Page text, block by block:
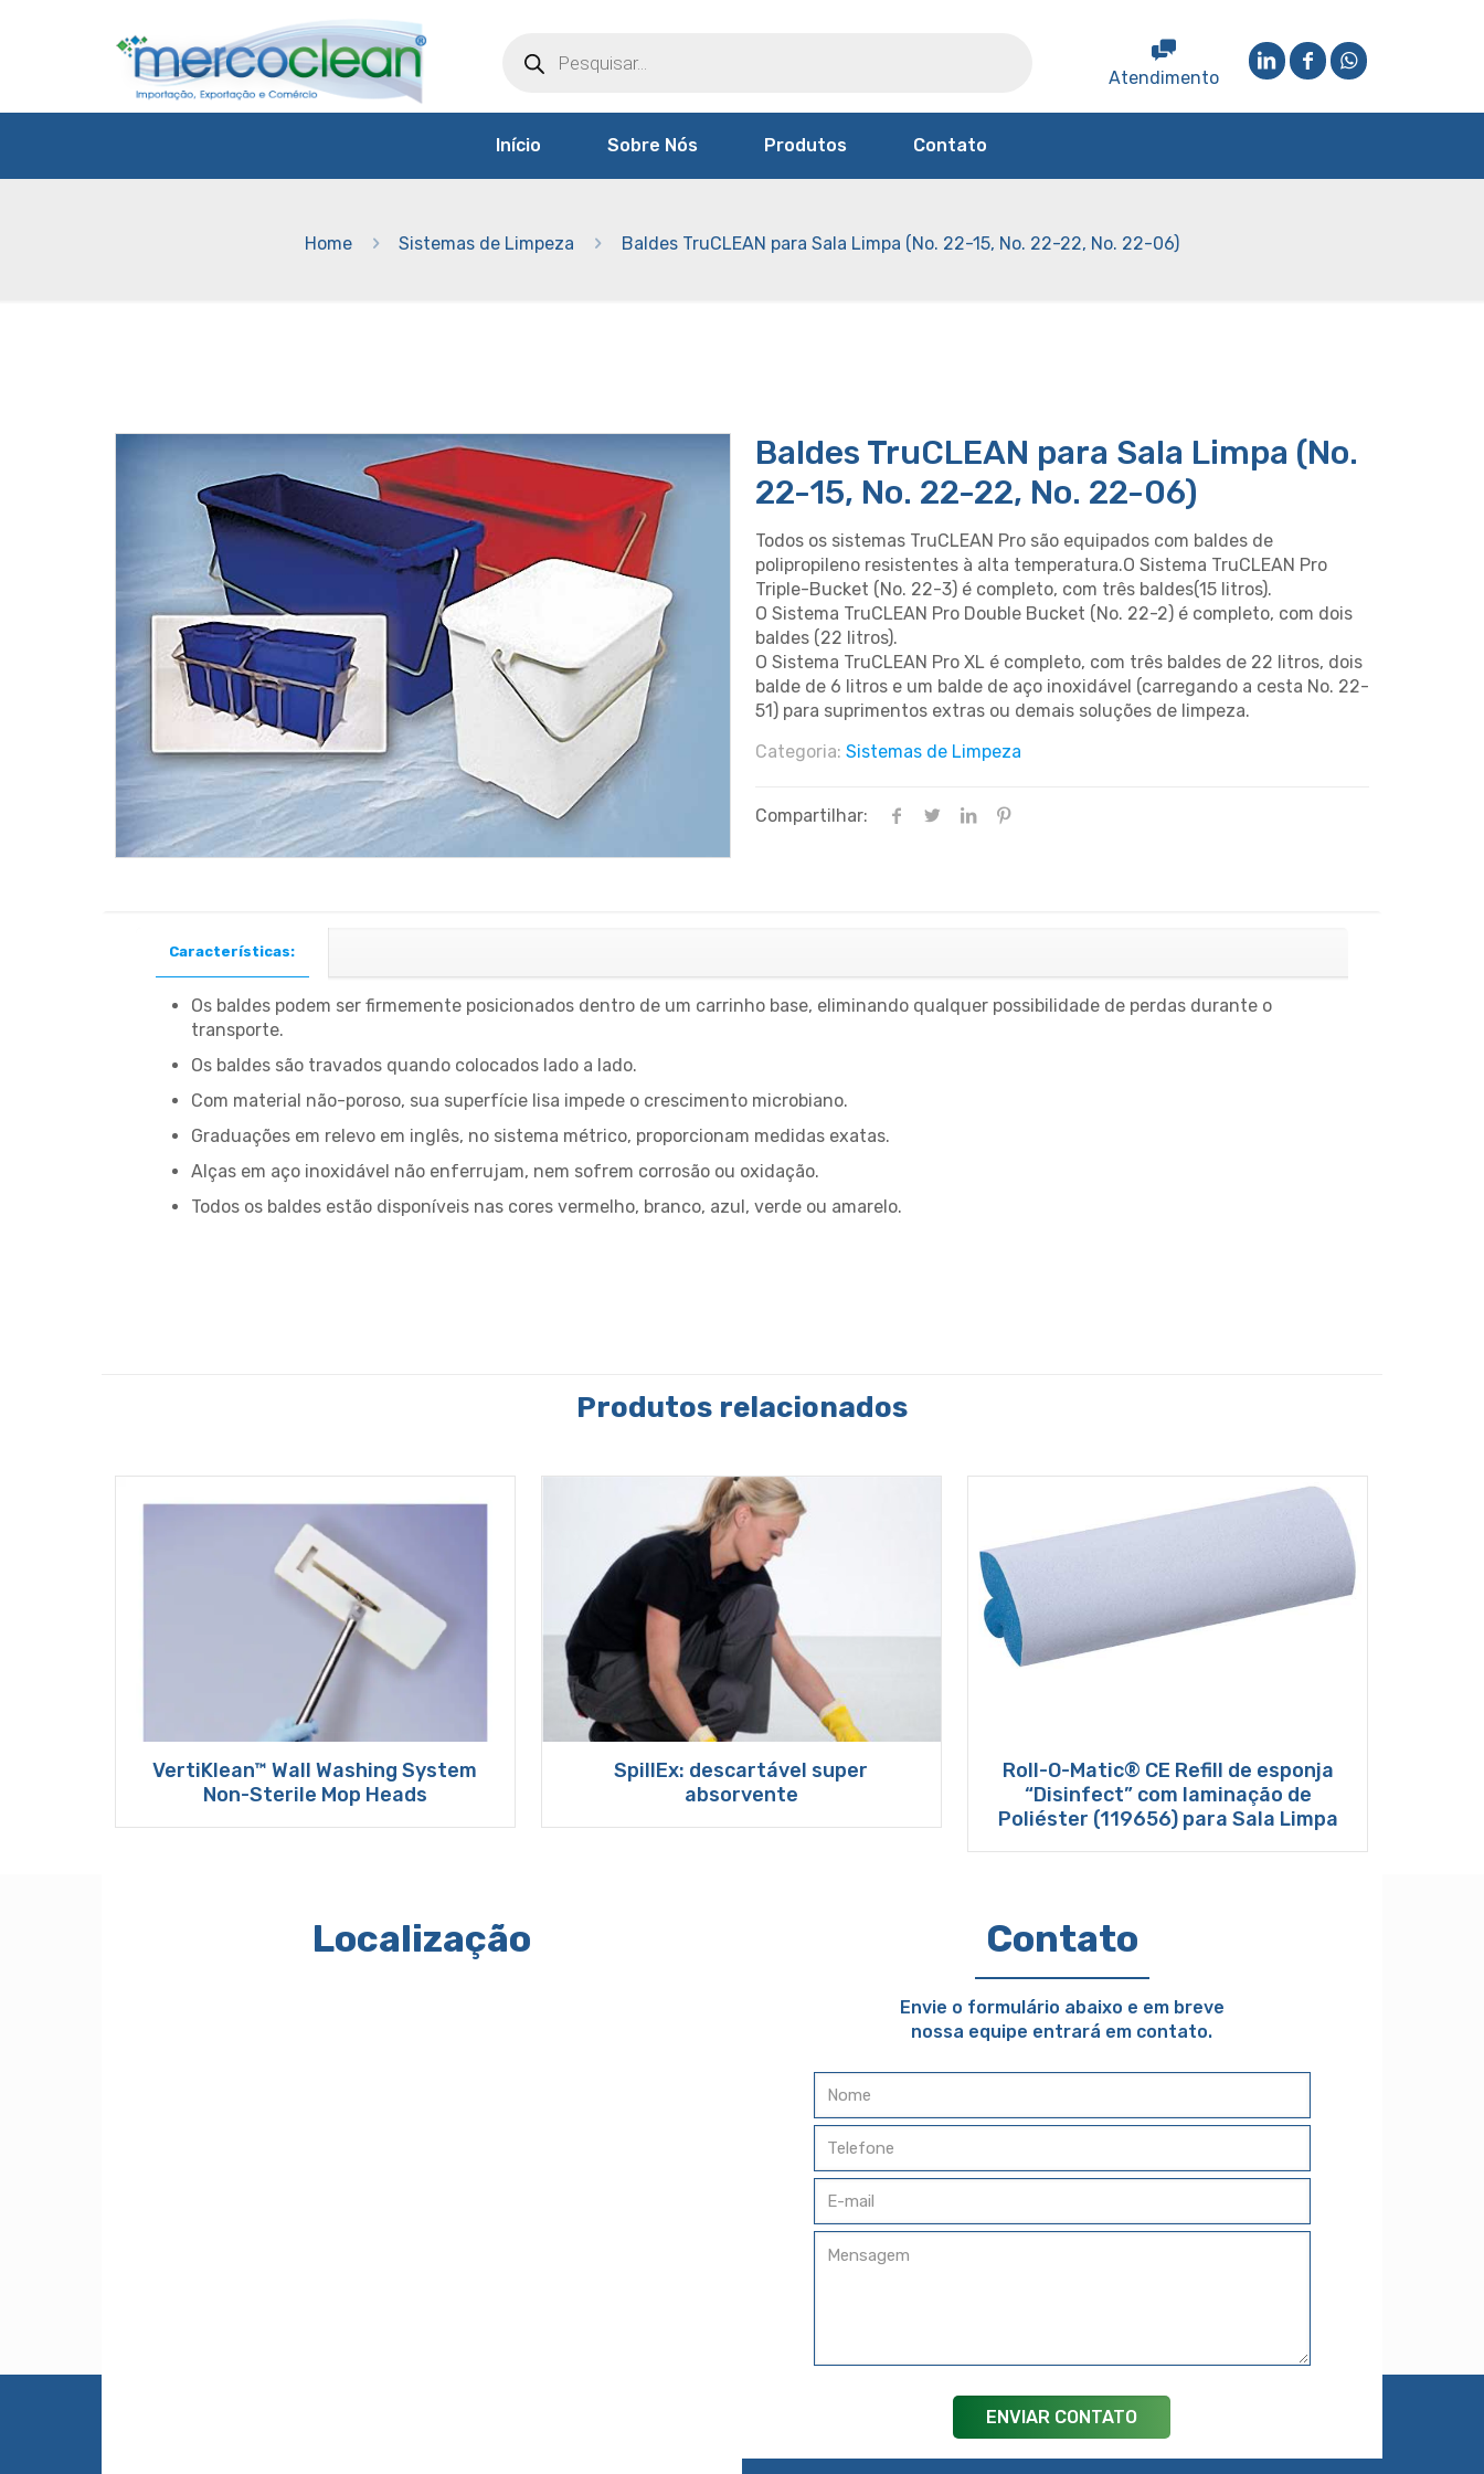
search
Atendimento
Início Sobre Nós Produtos Contato
Home Sistemas de Limpeza Baldes TruCLEAN para Sala Limpa (No. 22-15, No. 22-22, No. 22-06)
Baldes TruCLEAN para Sala Limpa (No.
22-15, No. 22-22, No. 22-06)
Todos os sistemas TruCLEAN Pro são equipados com baldes de
polipropileno resistentes à alta temperatura.O Sistema TruCLEAN Pro
Triple-Bucket (No. 22-3) é completo, com três baldes(15 litros).
O Sistema TruCLEAN Pro Double Bucket (No. 22-2) é completo, com dois
baldes (22 litros).
O Sistema TruCLEAN Pro XL é completo, com três baldes de 22 litros, dois
balde de 6 litros e um balde de aço inoxidável (carregando a cesta No. 22-
51) para suprimentos extras ou demais soluções de limpeza.
Categoria: Sistemas de Limpeza
Compartilhar:
Características:
Os baldes podem ser firmemente posicionados dentro de um carrinho base, eliminando qualquer possibilidade de perdas durante o
transporte.
Os baldes são travados quando colocados lado a lado.
Com material não-poroso, sua superfície lisa impede o crescimento microbiano.
Graduações em relevo em inglês, no sistema métrico, proporcionam medidas exatas.
Alças em aço inoxidável não enferrujam, nem sofrem corrosão ou oxidação.
Todos os baldes estão disponíveis nas cores vermelho, branco, azul, verde ou amarelo.
Produtos relacionados
VertiKlean™ Wall Washing System
Non-Sterile Mop Heads
SpillEx: descartável super
absorvente
Roll-O-Matic® CE Refill de esponja
“Disinfect” com laminação de
Poliéster (119656) para Sala Limpa
Localização Contato
Envie o formulário abaixo e em breve
nossa equipe entrará em contato.